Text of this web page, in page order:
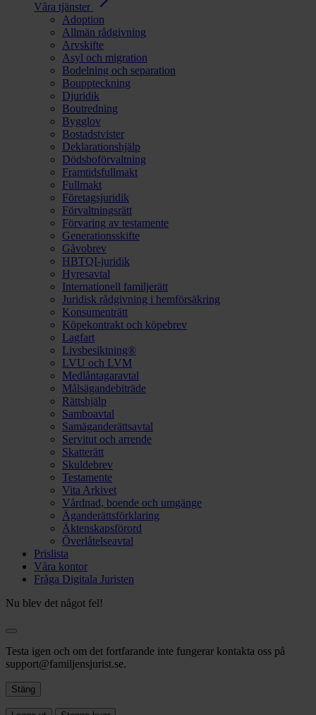
Våra tjänster
Adoption
Allmän rådgivning
Arvskifte
Asyl och migration
Bodelning och separation
Bouppteckning
Djuridik
Boutredning
Bygglov
Bostadstvister
Deklarationshjälp
Dödsboförvaltning
Framtidsfullmakt
Fullmakt
Företagsjuridik
Förvaltningsrätt
Förvaring av testamente
Generationsskifte
Gåvobrev
HBTQI-juridik
Hyresavtal
Internationell familjerätt
Juridisk rådgivning i hemförsäkring
Konsumenträtt
Köpekontrakt och köpebrev
Lagfart
Livsbesiktning®
LVU och LVM
Medlåntagaravtal
Målsägandebiträde
Rättshjälp
Samboavtal
Samäganderättsavtal
Servitut och arrende
Skatterätt
Skuldebrev
Testamente
Vita Arkivet
Vårdnad, boende och umgänge
Äganderättsförklaring
Äktenskapsförord
Överlåtelseavtal
Prislista
Våra kontor
Fråga Digitala Juristen
Nu blev det något fel!
Testa igen och om det fortfarande inte fungerar kontakta oss på
support@familjensjurist.se.
Stäng